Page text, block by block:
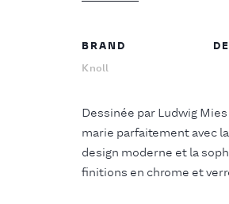
BRAND
Knoll
Dessinée par Ludwig
marie parfaitement avec
design moderne et la
finitions en chrome et